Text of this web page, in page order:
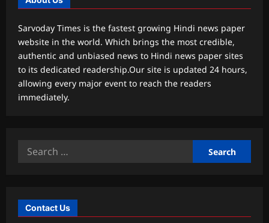
Sarvoday Times is the fastest growing Hindi news paper
website in the world. Which brings the most credible,
authentic and unbiased news to Hindi news paper sites
to its dedicated readership.Our site is updated 24 hours,
allowing every major event to reach the readers
immediately.
Search
Contact Us